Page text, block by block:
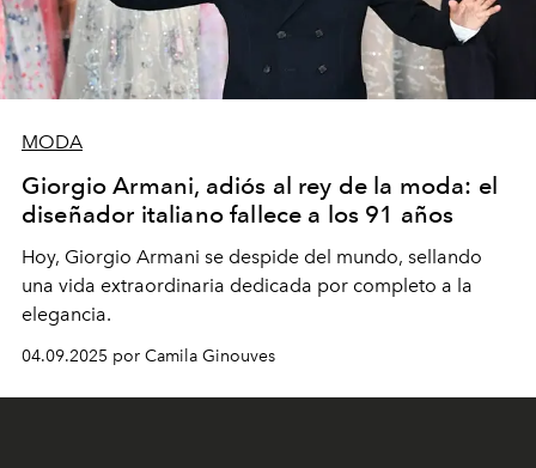
MODA
Giorgio Armani, adiós al rey de la moda: el
diseñador italiano fallece a los 91 años
Hoy, Giorgio Armani se despide del mundo, sellando
una vida extraordinaria dedicada por completo a la
elegancia.
04.09.2025 por Camila Ginouves